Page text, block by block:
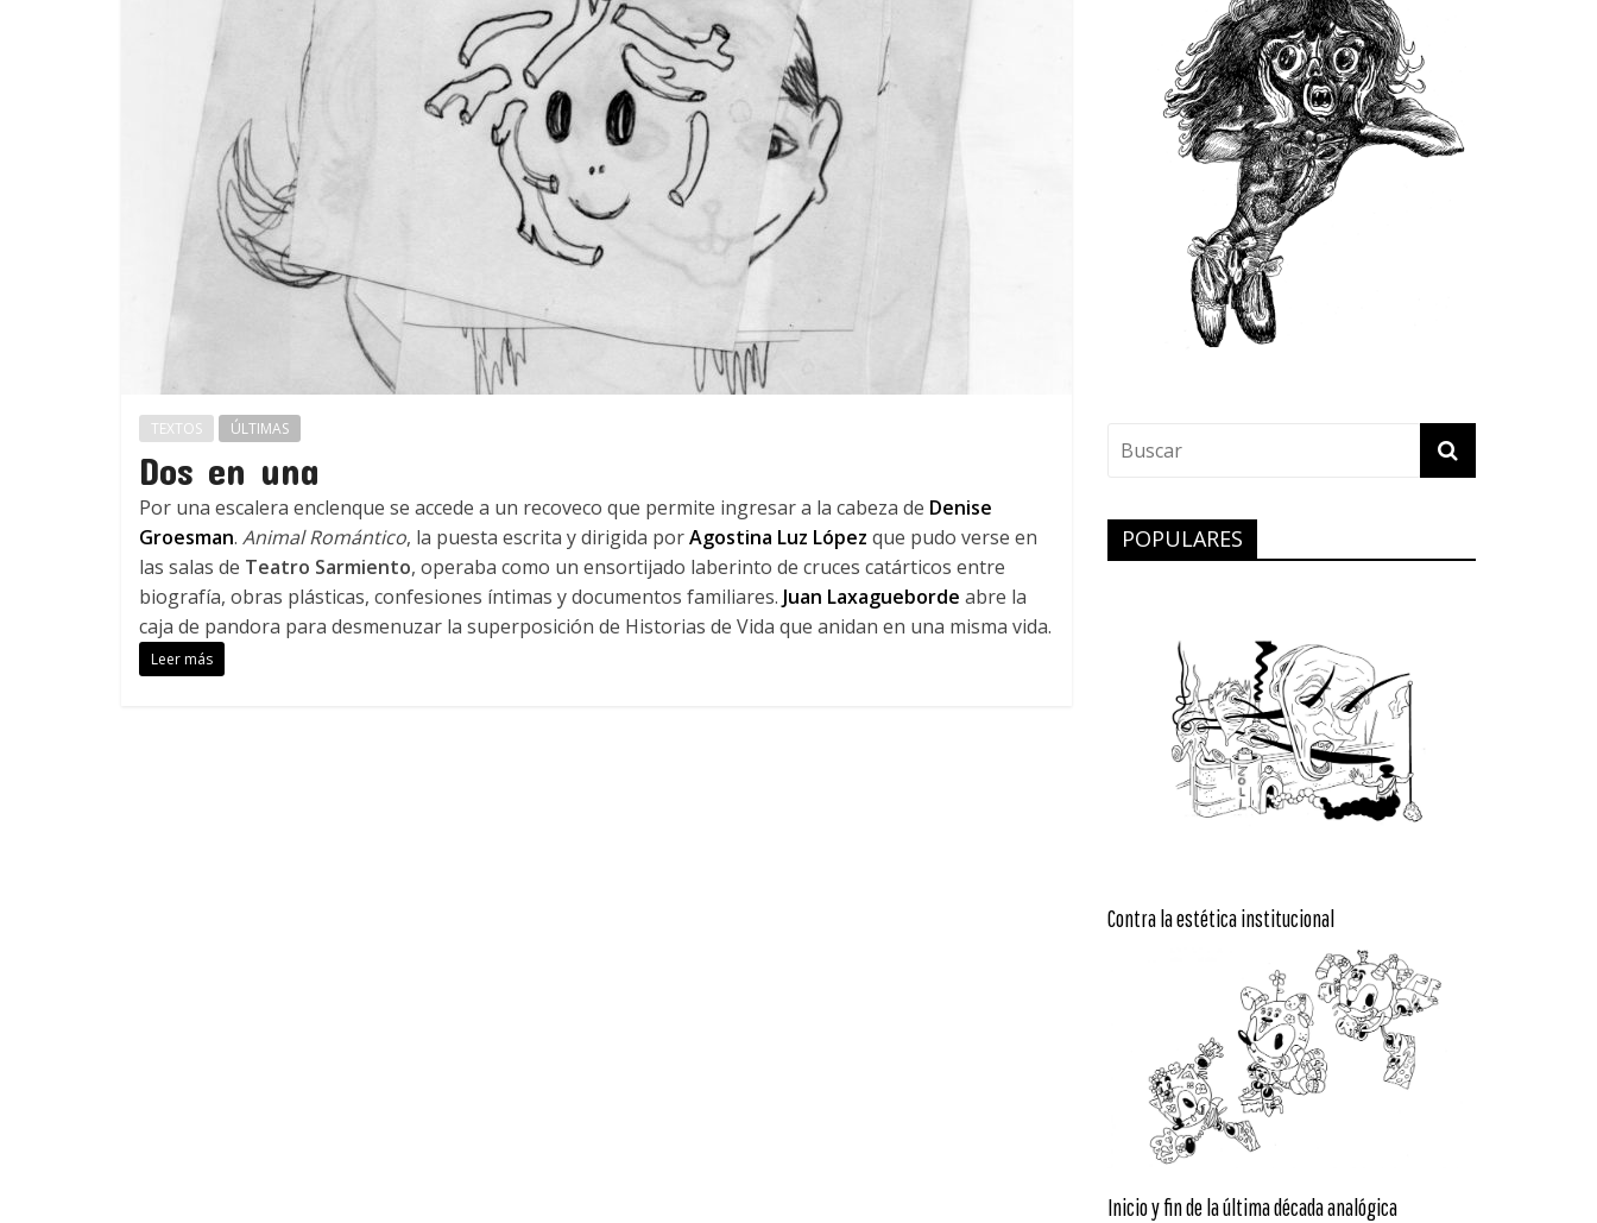
TEXTOS ÚLTIMAS
Dos en una
Por una escalera enclenque se accede a un recoveco que permite ingresar a la cabeza de Denise
Groesman. Animal Romántico, la puesta escrita y dirigida porAgostina Luz López que pudo verse en
las salas de Teatro Sarmiento, operaba como un ensortijado laberinto de cruces catárticos entre
biografía, obras plásticas, confesiones íntimas y documentos familiares. Juan Laxagueborde abre la
caja de pandora para desmenuzar la superposición de Historias de Vida que anidan en una misma vida.
Leer más
POPULARES
Contra la estética institucional
Inicio y fin de la última década analógica